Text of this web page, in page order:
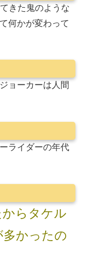
きた鬼のような
何かが変わって
ョーカーは人間
ライダーの年代
らタケル
かったの